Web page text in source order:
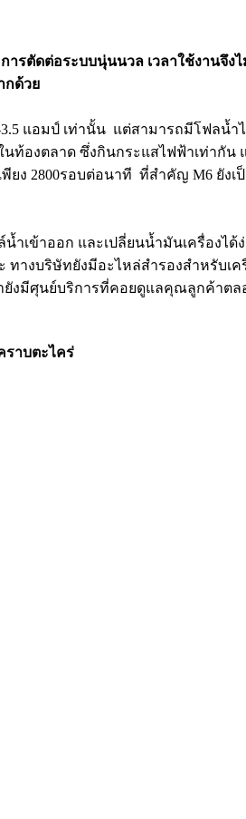
ารตัดต่อระบบนุ่นนวล เวลาใช้งานจึ
กด้วย
3.5 แอมป์ เท่านั้น แต่สามารถมีโฟล
องตลาด ซึ่งกินกระแสไฟฟ้าเท่ากัน
ง 2800รอบต่อนาที ที่สำคัญ M6 ยัง
เข้าออก และเปลี่ยนน้ำมันเครื่องไ
ทางบริษัทยังมีอะไหล่สำรองสำหรั
ยังมีศุนย์บริการที่คอยดูแลคุณลูกค้า
ราบตะไคร่